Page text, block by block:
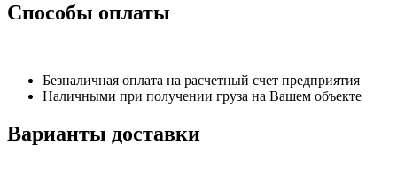
Способы оплаты
Безналичная оплата на расчетный счет предприятия
Наличными при получении груза на Вашем объекте
Варианты доставки